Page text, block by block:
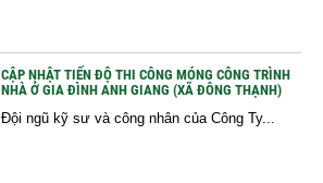
CẬP NHẬT TIẾN ĐỘ THI CÔNG MÓNG CÔNG TRÌNH
NHÀ Ở GIA ĐÌNH ANH GIANG (XÃ ĐÔNG THẠNH)
Đội ngũ kỹ sư và công nhân của Công Ty...